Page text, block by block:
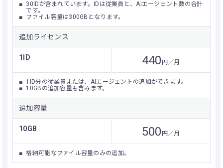
30IDが含まれています。IDは従業員と、AIエージェント数の合計
です。
ファイル容量は300GBとなります。
追加ライセンス
1ID 440 円／月
1ID分の従業員または、AIエージェントの追加ができます。
10GBの追加容量も含みます。
追加容量
10GB 500 円／月
格納可能なファイル容量のみの追加。